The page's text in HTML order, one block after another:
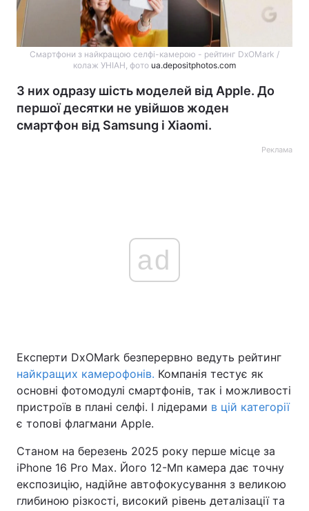
Смартфони з найкращою селфі-камерою - рейтинг DxOMark /
колаж УНІАН, фото ua.depositphotos.com
З них одразу шість моделей від Apple. До
першої десятки не увійшов жоден
смартфон від Samsung і Xiaomi.
Реклама
ad
Експерти DxOMark безперервно ведуть рейтинг
найкращих камерофонів. Компанія тестує як
основні фотомодулі смартфонів, так і можливості
пристроїв в плані селфі. І лідерами в цій категорії
є топові флагмани Apple.
Станом на березень 2025 року перше місце за
iPhone 16 Pro Max. Його 12-Мп камера дає точну
експозицію, надійне автофокусування з великою
глибиною різкості, високий рівень деталізації та